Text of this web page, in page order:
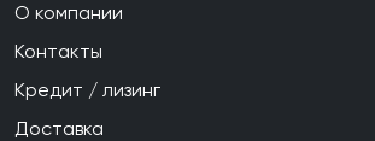
О компании
Контакты
Кредит / лизинг
Доставка